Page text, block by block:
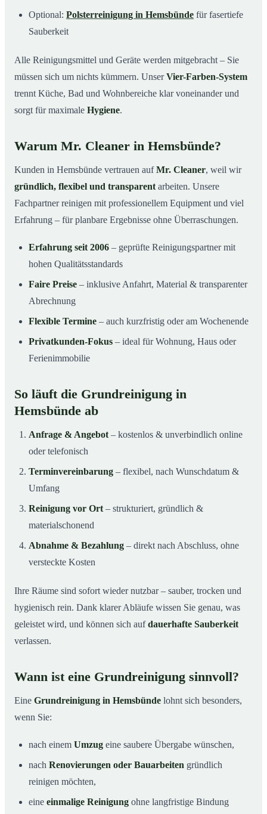
Optional: Polsterreinigung in Hemsbünde für fasertiefe
Sauberkeit
Alle Reinigungsmittel und Geräte werden mitgebracht – Sie
müssen sich um nichts kümmern. UnserVier-Farben-System
trennt Küche, Bad und Wohnbereiche klar voneinander und
sorgt für maximale Hygiene.
Warum Mr. Cleaner in Hemsbünde?
Kunden in Hemsbünde vertrauen aufMr. Cleaner, weil wir
gründlich, flexibel und transparent arbeiten. Unsere
Fachpartner reinigen mit professionellem Equipment und viel
Erfahrung – für planbare Ergebnisse ohne Überraschungen.
Erfahrung seit 2006 – geprüfte Reinigungspartner mit
hohen Qualitätsstandards
Faire Preise – inklusive Anfahrt, Material & transparenter
Abrechnung
Flexible Termine – auch kurzfristig oder am Wochenende
Privatkunden-Fokus – ideal für Wohnung, Haus oder
Ferienimmobilie
So läuft die Grundreinigung in
Hemsbünde ab
Anfrage & Angebot – kostenlos & unverbindlich online
oder telefonisch
Terminvereinbarung – flexibel, nach Wunschdatum &
Umfang
Reinigung vor Ort – strukturiert, gründlich &
materialschonend
Abnahme & Bezahlung – direkt nach Abschluss, ohne
versteckte Kosten
Ihre Räume sind sofort wieder nutzbar – sauber, trocken und
hygienisch rein. Dank klarer Abläufe wissen Sie genau, was
geleistet wird, und können sich aufdauerhafte Sauberkeit
verlassen.
Wann ist eine Grundreinigung sinnvoll?
Eine Grundreinigung in Hemsbünde lohnt sich besonders,
wenn Sie:
nach einem Umzug eine saubere Übergabe wünschen,
nach Renovierungen oder Bauarbeiten gründlich
reinigen möchten,
eine einmalige Reinigung ohne langfristige Bindung